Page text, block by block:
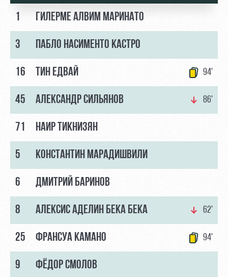
1 ГИЛЕРМЕ АЛВИМ МАРИНАТО
3 ПАБЛО НАСИМЕНТО КАСТРО
16 ТИН ЕДВАЙ 94'
45 АЛЕКСАНДР СИЛЬЯНОВ 86'
71 НАИР ТИКНИЗЯН
5 КОНСТАНТИН МАРАДИШВИЛИ
6 ДМИТРИЙ БАРИНОВ
8 АЛЕКСИС АДЕЛИН БЕКА БЕКА 62'
25 ФРАНСУА КАМАНО 94'
9 ФЁДОР СМОЛОВ